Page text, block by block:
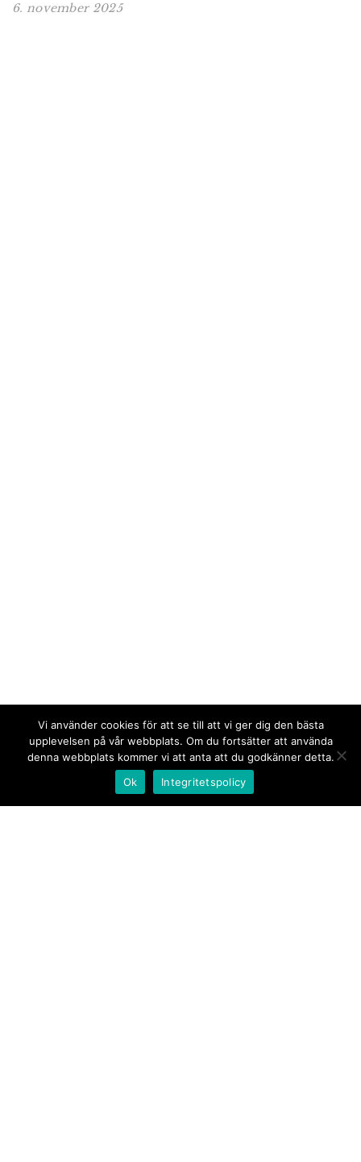
6. november 2025
Vi använder cookies för att se till att vi ger dig den bästa
upplevelsen på vår webbplats. Om du fortsätter att använda
denna webbplats kommer vi att anta att du godkänner detta.
Ok
Integritetspolicy